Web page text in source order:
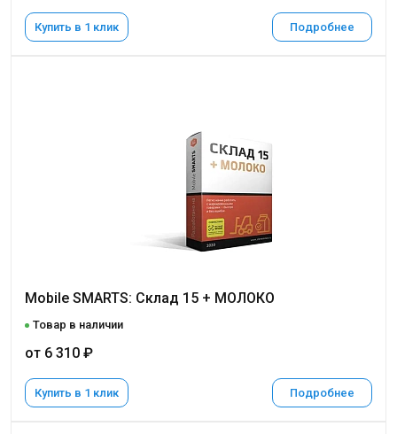
Купить в 1 клик Подробнее
Mobile SMARTS: Склад 15 + МОЛОКО
Товар в наличии
от 6 310 ₽
Купить в 1 клик Подробнее